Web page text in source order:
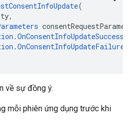
(
về sự đồng ý.
mỗi phiên ứng dụng trước khi